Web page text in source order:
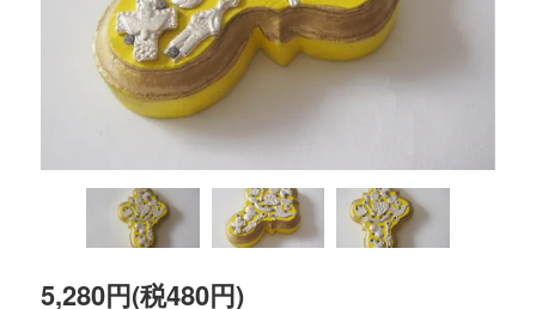
5,280円(税480円)